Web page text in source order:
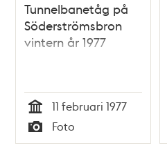
Tunnelbanetåg på
Söderströmsbron
vintern år 1977
Tid
11 februari 1977
Typ
Foto